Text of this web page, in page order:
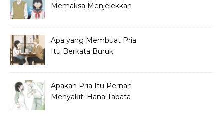
Memaksa Menjelekkan
Apa yang Membuat Pria
Itu Berkata Buruk
Apakah Pria Itu Pernah
Menyakiti Hana Tabata